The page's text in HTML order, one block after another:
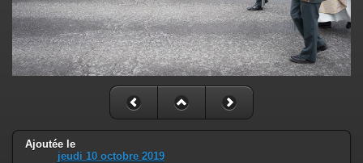
Ajoutée le
jeudi 10 octobre 2019